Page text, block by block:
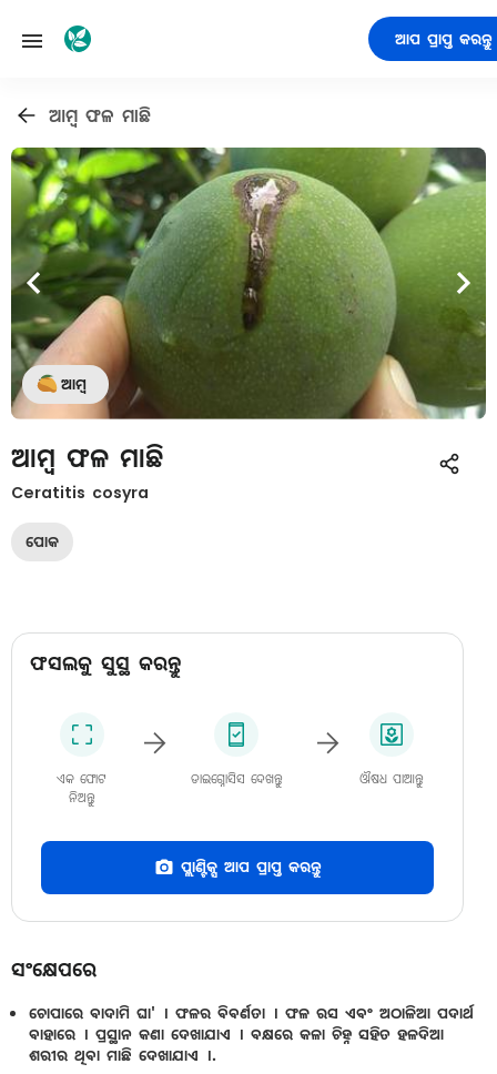
ଆପ ପ୍ରାପ୍ତ କରନ୍ତୁ
ଆମ୍ବ ଫଳ ମାଛି
ଆମ୍ବ
ଆମ୍ବ ଫଳ ମାଛି
Ceratitis cosyra
ପୋକ
ଫସଲକୁ ସୁସ୍ଥ କରନ୍ତୁ
ଏକ ଫୋଟ
ନିଅନ୍ତୁ
ଡାଇଗ୍ନୋସିସ ଦେଖନ୍ତୁ ଔଷଧ ପାଆନ୍ତୁ
ପ୍ଲାଣ୍ଟିକ୍ସ ଆପ ପ୍ରାପ୍ତ କରନ୍ତୁ
ସଂକ୍ଷେପରେ
ଚୋପାରେ ବାଦାମି ଘା' । ଫଳର ବିବର୍ଣତା । ଫଳ ରସ ଏବଂ ଅଠାଳିଆ ପଦାର୍ଥ
ବାହାରେ । ପ୍ରସ୍ଥାନ କଣା ଦେଖାଯାଏ । ବକ୍ଷରେ କଳା ଚିହ୍ନ ସହିତ ହଳଦିଆ
ଶରୀର ଥିବା ମାଛି ଦେଖାଯାଏ ।.